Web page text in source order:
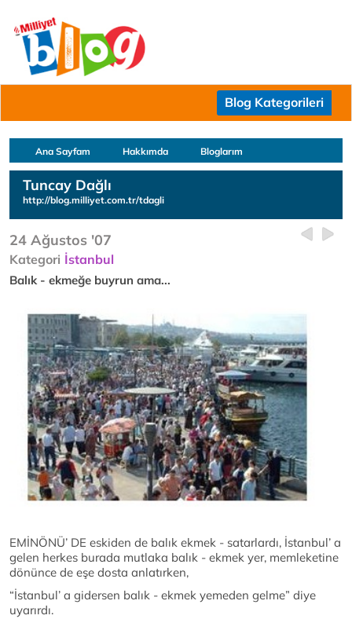
Blog Kategorileri
Ana Sayfam Hakkımda Bloglarım
Tuncay Dağlı
http://blog.milliyet.com.tr/tdagli
24 Ağustos '07
Kategori İstanbul
Balık - ekmeğe buyrun ama...
EMİNÖNÜ’ DE eskiden de balık ekmek - satarlardı, İstanbul’ a
gelen herkes burada mutlaka balık - ekmek yer, memleketine
dönünce de eşe dosta anlatırken,
“İstanbul’ a gidersen balık - ekmek yemeden gelme” diye
uyarırdı.